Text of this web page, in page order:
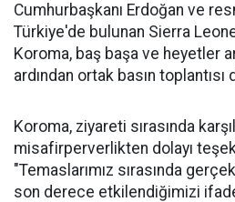
Cumhurbaşkanı Erdoğan ve
Türkiye'de bulunan Sierra
Koroma, baş başa ve heyetler
ardından ortak basın toplantısı
Koroma, ziyareti sırasında
misafirperverlikten dolayı
"Temaslarımız sırasında
son derece etkilendiğimizi